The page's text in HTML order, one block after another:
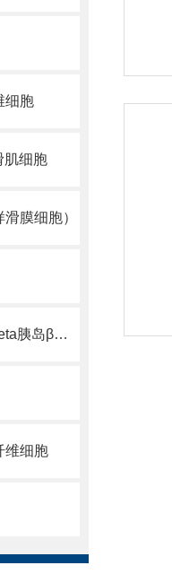
细胞
肌细胞
膜细胞）
HIT-T15细胞 HIT-T15仓鼠beta胰岛β细胞
维细胞